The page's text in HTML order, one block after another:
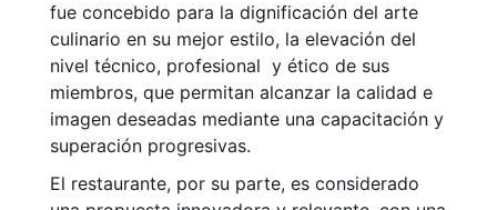
fue concebido para la dignificación del arte
culinario en su mejor estilo, la elevación del
nivel técnico, profesional y ético de sus
miembros, que permitan alcanzar la calidad e
imagen deseadas mediante una capacitación y
superación progresivas.
El restaurante, por su parte, es considerado